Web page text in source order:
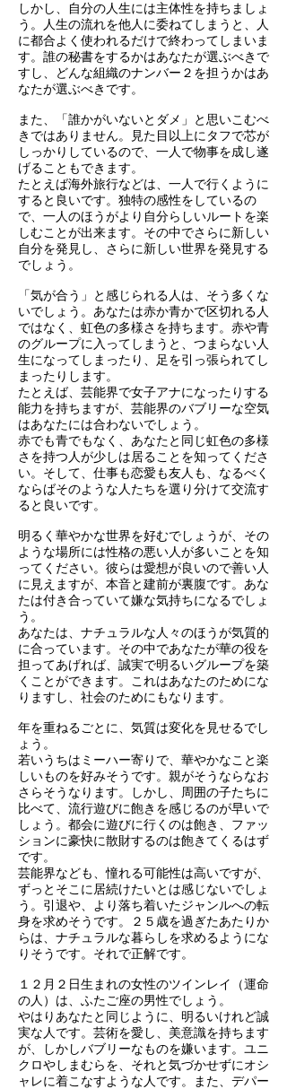
しかし、自分の人生には主体性を持ちましょ
う。人生の流れを他人に委ねてしまうと、人
に都合よく使われるだけで終わってしまいま
す。誰の秘書をするかはあなたが選ぶべきで
すし、どんな組織のナンバー２を担うかはあ
なたが選ぶべきです。
また、「誰かがいないとダメ」と思いこむべ
きではありません。見た目以上にタフで芯が
しっかりしているので、一人で物事を成し遂
げることもできます。
たとえば海外旅行などは、一人で行くように
すると良いです。独特の感性をしているの
で、一人のほうがより自分らしいルートを楽
しむことが出来ます。その中でさらに新しい
自分を発見し、さらに新しい世界を発見する
でしょう。
「気が合う」と感じられる人は、そう多くな
いでしょう。あなたは赤か青かで区切れる人
ではなく、虹色の多様さを持ちます。赤や青
のグループに入ってしまうと、つまらない人
生になってしまったり、足を引っ張られてし
まったりします。
たとえば、芸能界で女子アナになったりする
能力を持ちますが、芸能界のバブリーな空気
はあなたには合わないでしょう。
赤でも青でもなく、あなたと同じ虹色の多様
さを持つ人が少しは居ることを知ってくださ
い。そして、仕事も恋愛も友人も、なるべく
ならばそのような人たちを選り分けて交流す
ると良いです。
明るく華やかな世界を好むでしょうが、その
ような場所には性格の悪い人が多いことを知
ってください。彼らは愛想が良いので善い人
に見えますが、本音と建前が裏腹です。あな
たは付き合っていて嫌な気持ちになるでしょ
う。
あなたは、ナチュラルな人々のほうが気質的
に合っています。その中であなたが華の役を
担ってあげれば、誠実で明るいグループを築
くことができます。これはあなたのためにな
りますし、社会のためにもなります。
年を重ねるごとに、気質は変化を見せるでし
ょう。
若いうちはミーハー寄りで、華やかなこと楽
しいものを好みそうです。親がそうならなお
さらそうなります。しかし、周囲の子たちに
比べて、流行遊びに飽きを感じるのが早いで
しょう。都会に遊びに行くのは飽き、ファッ
ションに豪快に散財するのは飽きてくるはず
です。
芸能界なども、憧れる可能性は高いですが、
ずっとそこに居続けたいとは感じないでしょ
う。引退や、より落ち着いたジャンルへの転
身を求めそうです。２５歳を過ぎたあたりか
らは、ナチュラルな暮らしを求めるようにな
りそうです。それで正解です。
１２月２日生まれの女性のツインレイ（運命
の人）は、ふたご座の男性でしょう。
やはりあなたと同じように、明るいけれど誠
実な人です。芸術を愛し、美意識を持ちます
が、しかしバブリーなものを嫌います。ユニ
クロやしまむらを、それと気づかせずにオシ
ャレに着こなすような人です。また、デパー